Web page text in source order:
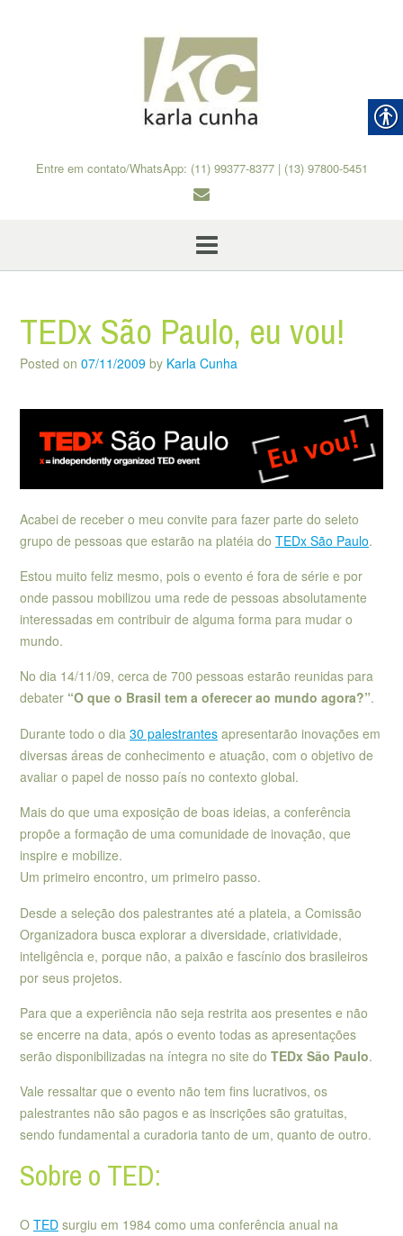
Entre em contato/WhatsApp: (11) 99377-8377 | (13) 97800-5451
TEDx São Paulo, eu vou!
Posted on 07/11/2009 by Karla Cunha
Acabei de receber o meu convite para fazer parte do seleto
grupo de pessoas que estarão na platéia do TEDx São Paulo.
Estou muito feliz mesmo, pois o evento é fora de série e por
onde passou mobilizou uma rede de pessoas absolutamente
interessadas em contribuir de alguma forma para mudar o
mundo.
No dia 14/11/09, cerca de 700 pessoas estarão reunidas para
debater “O que o Brasil tem a oferecer ao mundo agora?”.
Durante todo o dia 30 palestrantes apresentarão inovações em
diversas áreas de conhecimento e atuação, com o objetivo de
avaliar o papel de nosso país no contexto global.
Mais do que uma exposição de boas ideias, a conferência
propõe a formação de uma comunidade de inovação, que
inspire e mobilize.
Um primeiro encontro, um primeiro passo.
Desde a seleção dos palestrantes até a plateia, a Comissão
Organizadora busca explorar a diversidade, criatividade,
inteligência e, porque não, a paixão e fascínio dos brasileiros
por seus projetos.
Para que a experiência não seja restrita aos presentes e não
se encerre na data, após o evento todas as apresentações
serão disponibilizadas na íntegra no site do TEDx São Paulo.
Vale ressaltar que o evento não tem fins lucrativos, os
palestrantes não são pagos e as inscrições são gratuitas,
sendo fundamental a curadoria tanto de um, quanto de outro.
Sobre o TED:
O TED surgiu em 1984 como uma conferência anual na